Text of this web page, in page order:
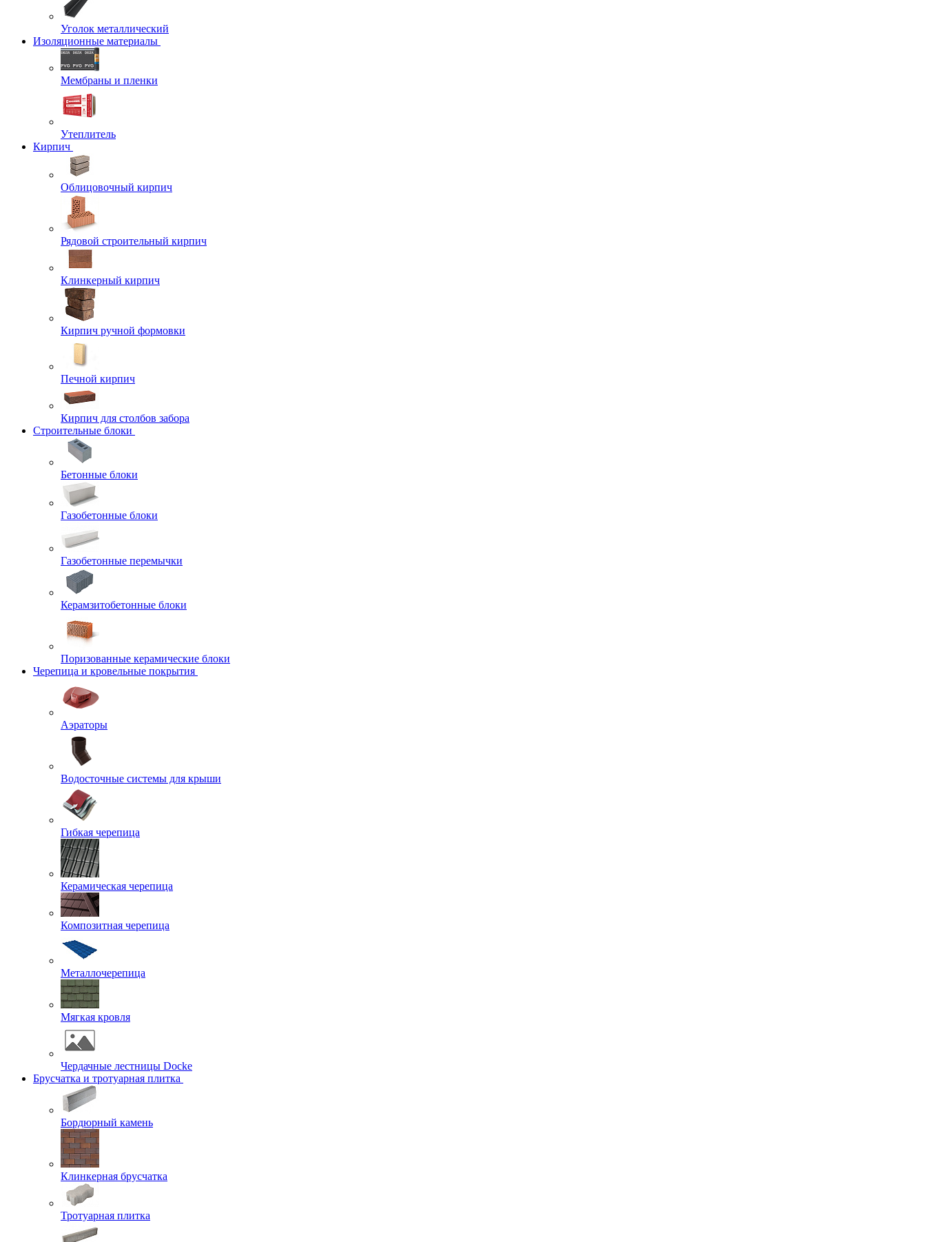
Уголок металлический
Изоляционные материалы
Мембраны и пленки
Утеплитель
Кирпич
Облицовочный кирпич
Рядовой строительный кирпич
Клинкерный кирпич
Кирпич ручной формовки
Печной кирпич
Кирпич для столбов забора
Строительные блоки
Бетонные блоки
Газобетонные блоки
Газобетонные перемычки
Керамзитобетонные блоки
Поризованные керамические блоки
Черепица и кровельные покрытия
Аэраторы
Водосточные системы для крыши
Гибкая черепица
Керамическая черепица
Композитная черепица
Металлочерепица
Мягкая кровля
Чердачные лестницы Docke
Брусчатка и тротуарная плитка
Бордюрный камень
Клинкерная брусчатка
Тротуарная плитка